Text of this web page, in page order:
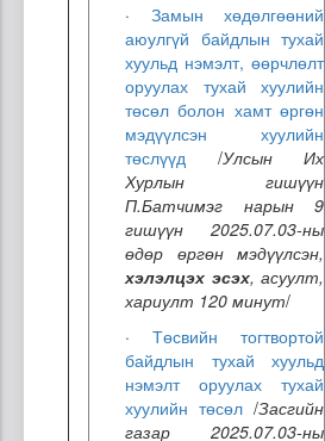
· Замын хөдөлгөөний
аюулгүй байдлын тухай
хуульд нэмэлт, өөрчлөлт
оруулах тухай хуулийн
төсөл болон хамт өргөн
мэдүүлсэн хуулийн
төслүүд /Улсын Их
Хурлын гишүүн
П.Батчимэг нарын 9
гишүүн 2025.07.03-ны
өдөр өргөн мэдүүлсэн,
хэлэлцэх эсэх, асуулт,
хариулт 120 минут/
· Төсвийн тогтвортой
байдлын тухай хуульд
нэмэлт оруулах тухай
хуулийн төсөл /Засгийн
газар 2025.07.03-ны